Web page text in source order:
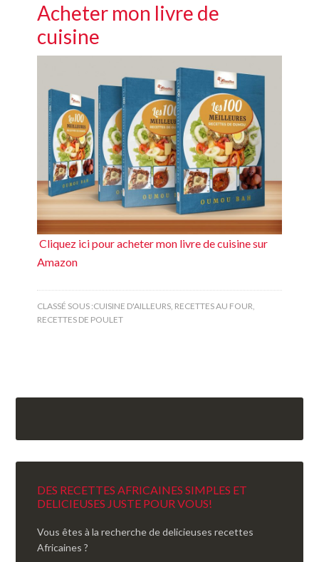
Acheter mon livre de
cuisine
Cliquez ici pour acheter mon livre de cuisine sur
Amazon
CLASSÉ SOUS :CUISINE D'AILLEURS RECETTES AU FOUR
RECETTES DE POULET
DES RECETTES AFRICAINES SIMPLES ET
DELICIEUSES JUSTE POUR VOUS!
Vous êtes à la recherche de delicieuses recettes
Africaines ?